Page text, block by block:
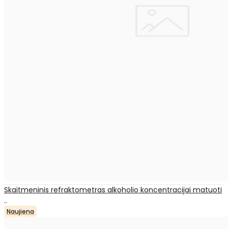
Skaitmeninis refraktometras alkoholio koncentracijai matuoti
..
Naujiena